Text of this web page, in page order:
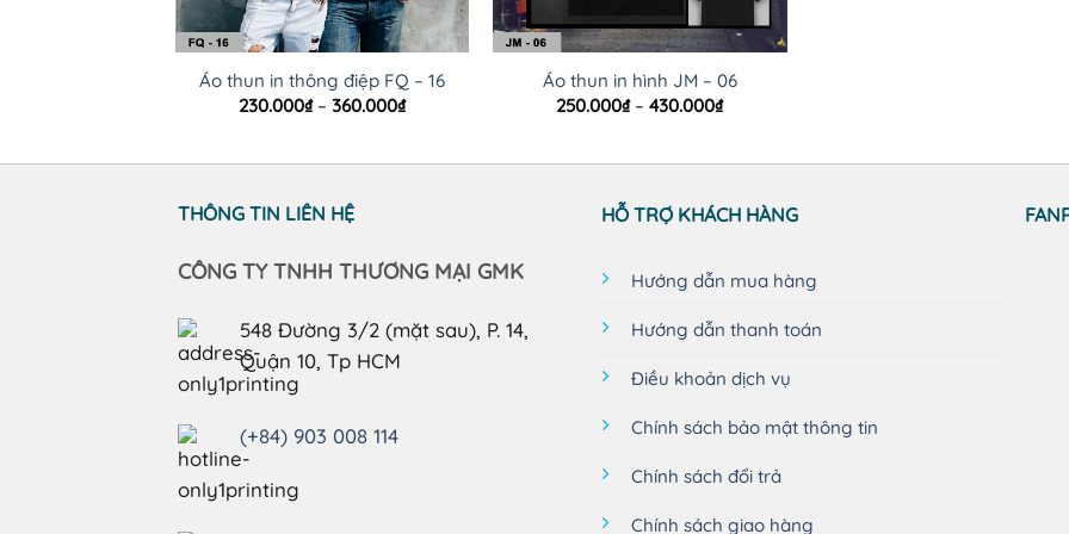
Áo thun in thông điệp FQ – 16
230.000₫ – 360.000₫Khoảng
230.000₫
Áo thun in hình JM – 06
250.000₫ – 430.000₫Khoảng
250.000₫
THÔNG TIN LIÊN HỆ
CÔNG TY TNHH THƯƠNG MẠI GMK
548 Đường 3/2 (mặt sau), P. 14,
Quận 10, Tp HCM
(+84) 903 008 114
HỖ TRỢ KHÁCH HÀNG
Hướng dẫn mua hàng
Hướng dẫn thanh toán
Điều khoản dịch vụ
Chính sách bảo mật thông tin
Chính sách đổi trả
Chính sách giao hàng